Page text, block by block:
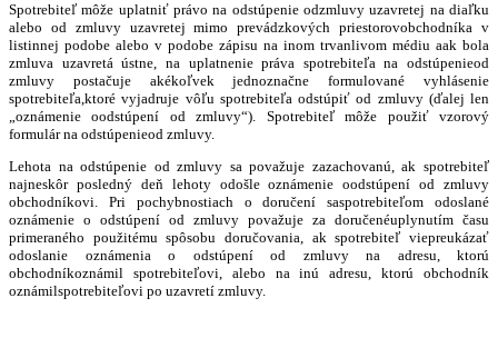
Spotrebiteľ môže uplatniť právo na odstúpenie odzmluvy uzavretej na diaľku
alebo od zmluvy uzavretej mimo prevádzkových priestorovobchodníka v
listinnej podobe alebo v podobe zápisu na inom trvanlivom médiu aak bola
zmluva uzavretá ústne, na uplatnenie práva spotrebiteľa na odstúpenieod
zmluvy postačuje akékoľvek jednoznačne formulované vyhlásenie
spotrebiteľa,ktoré vyjadruje vôľu spotrebiteľa odstúpiť od zmluvy (ďalej len
„oznámenie oodstúpení od zmluvy“). Spotrebiteľ môže použiť vzorový
formulár na odstúpenieod zmluvy.
Lehota na odstúpenie od zmluvy sa považuje zazachovanú, ak spotrebiteľ
najneskôr posledný deň lehoty odošle oznámenie oodstúpení od zmluvy
obchodníkovi. Pri pochybnostiach o doručení saspotrebiteľom odoslané
oznámenie o odstúpení od zmluvy považuje za doručenéuplynutím času
primeraného použitému spôsobu doručovania, ak spotrebiteľ viepreukázať
odoslanie oznámenia o odstúpení od zmluvy na adresu, ktorú
obchodníkoznámil spotrebiteľovi, alebo na inú adresu, ktorú obchodník
oznámilspotrebiteľovi po uzavretí zmluvy.